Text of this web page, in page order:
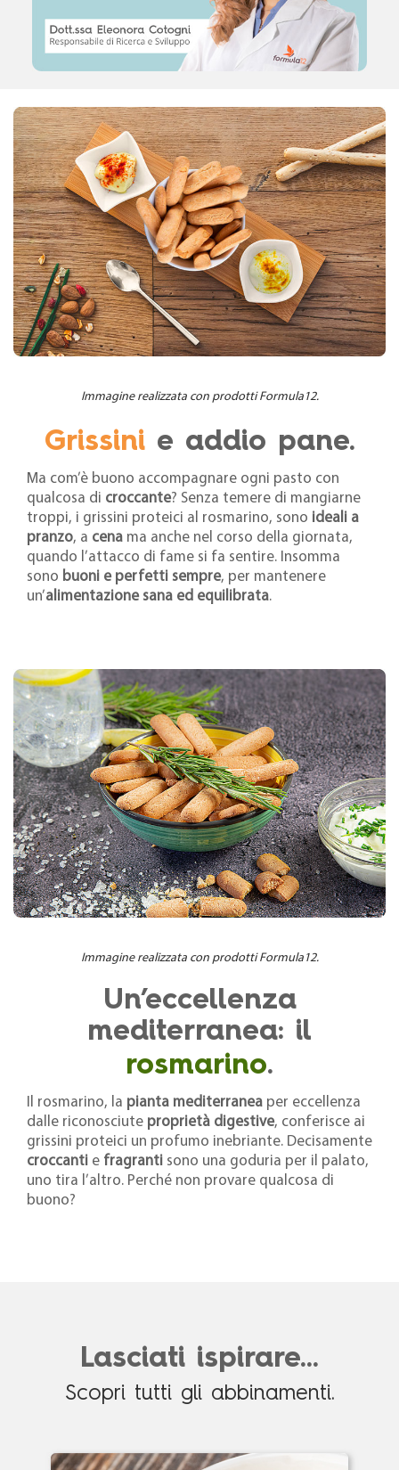
Immagine realizzata con prodotti Formula12.
Grissini e addio pane.
Ma com’è buono accompagnare ogni pasto con
qualcosa di croccante? Senza temere di mangiarne
troppi, i grissini proteici al rosmarino, sono ideali a
pranzo, a cena ma anche nel corso della giornata,
quando l’attacco di fame si fa sentire. Insomma
sono buoni e perfetti sempre, per mantenere
un’alimentazione sana ed equilibrata.
Un’eccellenza
mediterranea: il
rosmarino.
Il rosmarino, la pianta mediterranea per eccellenza
dalle riconosciute proprietà digestive, conferisce ai
grissini proteici un profumo inebriante. Decisamente
croccanti e fragranti sono una goduria per il palato,
uno tira l’altro. Perché non provare qualcosa di
buono?
Immagine realizzata con prodotti Formula12.
Lasciati ispirare...
Scopri tutti gli abbinamenti.